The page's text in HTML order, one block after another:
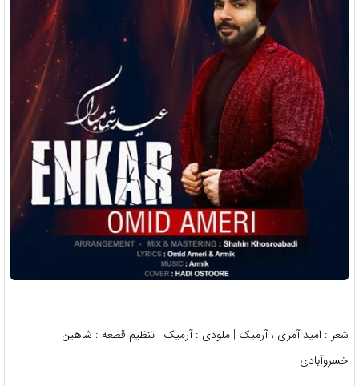
شعر : امید آمری ، آرمیک | ملودی : آرمیک | تنظیم قطعه : شاهین
خسروآبادی